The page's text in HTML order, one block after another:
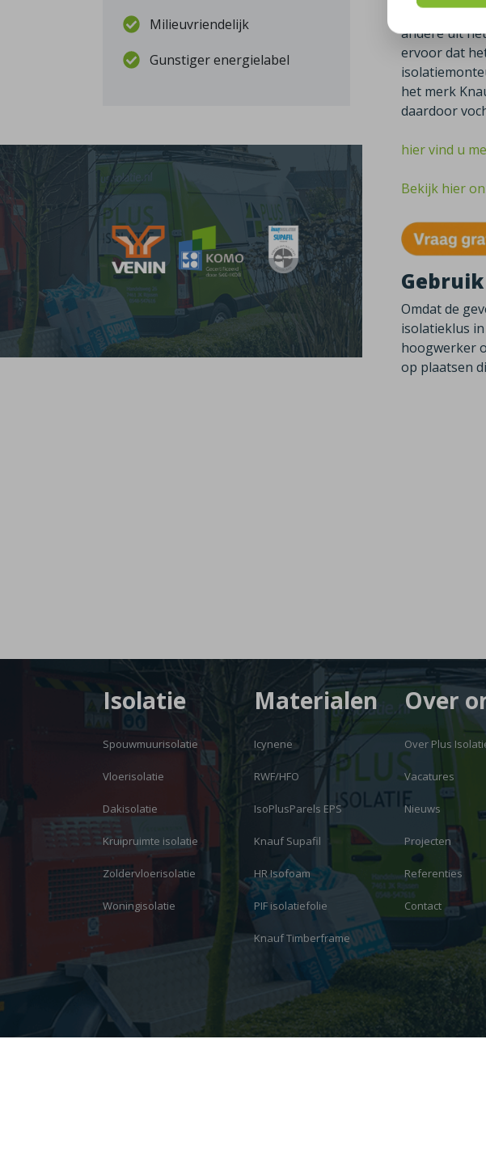
Milieuvriendelijk
Gunstiger energielabel
Ons
andere uit
ervoor dat
het merk
daardoor
hier vind u
Bekijk hier
Omdat de
isolatieklus
hoogwerker
op plaatsen
Isolatie
Spouwmuurisolatie
Vloerisolatie
Dakisolatie
Kruipruimte isolatie
Zoldervloerisolatie
Woningisolatie
Materialen
Icynene
RWF/HFO
IsoPlusParels EPS
Knauf Supafil
HR Isofoam
PIF isolatiefolie
Knauf Timberframe
Over
Over Plus
Vacatures
Nieuws
Projecten
Referenties
Contact